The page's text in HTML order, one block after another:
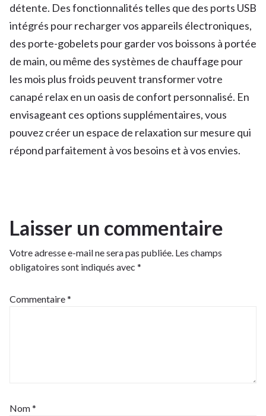
détente. Des fonctionnalités telles que des ports USB
intégrés pour recharger vos appareils électroniques,
des porte-gobelets pour garder vos boissons à portée
de main, ou même des systèmes de chauffage pour
les mois plus froids peuvent transformer votre
canapé relax en un oasis de confort personnalisé. En
envisageant ces options supplémentaires, vous
pouvez créer un espace de relaxation sur mesure qui
répond parfaitement à vos besoins et à vos envies.
Laisser un commentaire
Votre adresse e-mail ne sera pas publiée. Les champs
obligatoires sont indiqués avec *
Commentaire*
Nom*